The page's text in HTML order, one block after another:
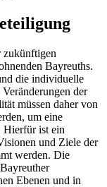
zukünftigen
Bayreuths.
die individuelle
der
müssen daher von
um eine
Hierfür ist ein
und Ziele der
werden. Die
Ebenen und in